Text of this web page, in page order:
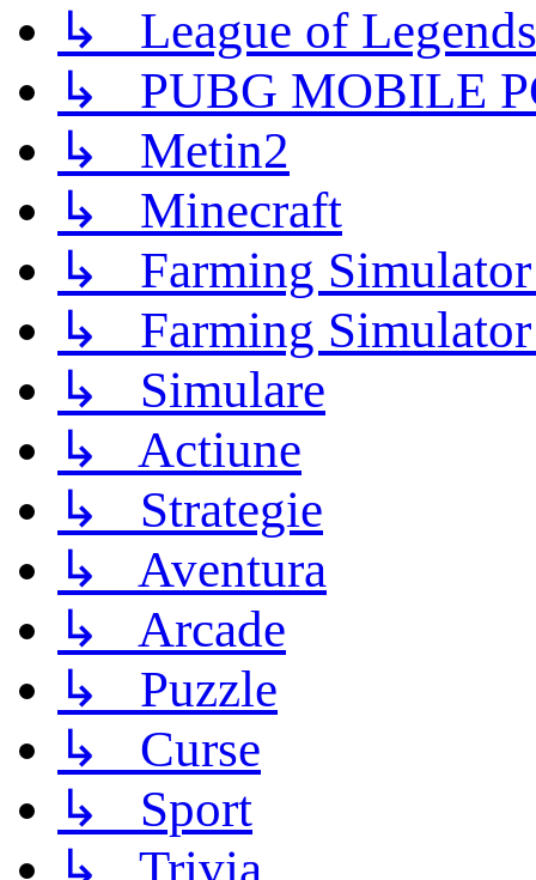
↳ League of Legends
↳ PUBG MOBILE
↳ Metin2
↳ Minecraft
↳ Farming
↳ Farming
↳ Simulare
↳ Actiune
↳ Strategie
↳ Aventura
↳ Arcade
↳ Puzzle
↳ Curse
↳ Sport
↳ Trivia